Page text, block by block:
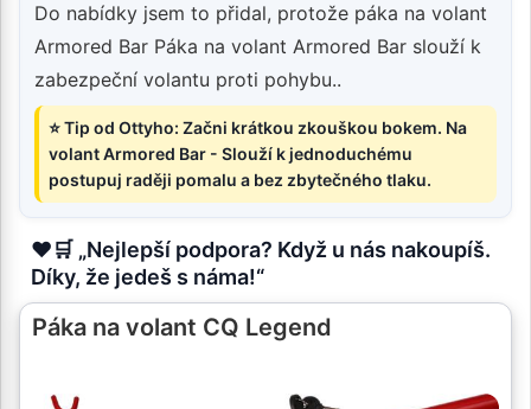
Do nabídky jsem to přidal, protože páka na volant
Armored Bar Páka na volant Armored Bar slouží k
zabezpeční volantu proti pohybu..
⭐ Tip od Ottyho: Začni krátkou zkouškou bokem. Na
volant Armored Bar - Slouží k jednoduchému
postupuj raději pomalu a bez zbytečného tlaku.
❤️🛒 „Nejlepší podpora? Když u nás nakoupíš.
Díky, že jedeš s náma!“
Páka na volant CQ Legend